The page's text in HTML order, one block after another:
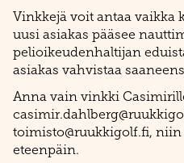
Vinkkejä voit antaa vaikka
uusi asiakas pääsee
pelioikeudenhaltijan
asiakas vahvistaa
Anna vain vinkki
toimisto@ruukkigolf.fi,
eteenpäin.